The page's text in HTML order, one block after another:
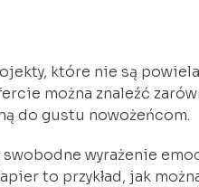
które nie są
można znaleźć
do gustu nowożeńcom.
wyrażenie
to przykład, jak